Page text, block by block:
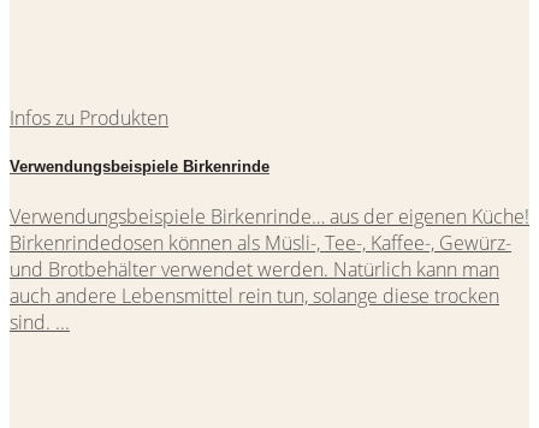
Infos zu Produkten
Verwendungsbeispiele Birkenrinde
Verwendungsbeispiele Birkenrinde… aus der eigenen Küche!
Birkenrindedosen können als Müsli-, Tee-, Kaffee-, Gewürz-
und Brotbehälter verwendet werden. Natürlich kann man
auch andere Lebensmittel rein tun, solange diese trocken
sind. ...